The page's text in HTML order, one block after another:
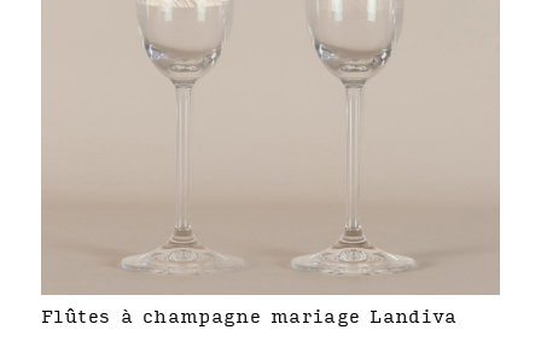
Flûtes à champagne mariage Landiva